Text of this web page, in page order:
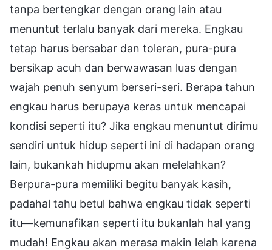
tanpa bertengkar dengan orang lain atau
menuntut terlalu banyak dari mereka. Engkau
tetap harus bersabar dan toleran, pura-pura
bersikap acuh dan berwawasan luas dengan
wajah penuh senyum berseri-seri. Berapa tahun
engkau harus berupaya keras untuk mencapai
kondisi seperti itu? Jika engkau menuntut dirimu
sendiri untuk hidup seperti ini di hadapan orang
lain, bukankah hidupmu akan melelahkan?
Berpura-pura memiliki begitu banyak kasih,
padahal tahu betul bahwa engkau tidak seperti
itu—kemunafikan seperti itu bukanlah hal yang
mudah! Engkau akan merasa makin lelah karena